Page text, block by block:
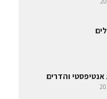
והדרים